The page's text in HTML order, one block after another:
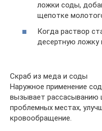
ложки соды,
щепотке
Когда раствор
десертную ложку
Скраб из меда и соды
Наружное применение
вызывает рассасыванию
проблемных местах,
кровообращение.